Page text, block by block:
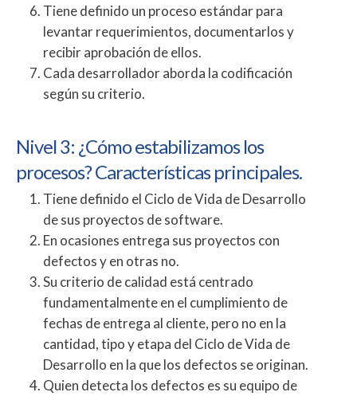
Tiene definido un proceso estándar para
levantar requerimientos, documentarlos y
recibir aprobación de ellos.
Cada desarrollador aborda la codificación
según su criterio.
Nivel 3: ¿Cómo estabilizamos los
procesos? Características principales.
Tiene definido el Ciclo de Vida de Desarrollo
de sus proyectos de software.
En ocasiones entrega sus proyectos con
defectos y en otras no.
Su criterio de calidad está centrado
fundamentalmente en el cumplimiento de
fechas de entrega al cliente, pero no en la
cantidad, tipo y etapa del Ciclo de Vida de
Desarrollo en la que los defectos se originan.
Quien detecta los defectos es su equipo de